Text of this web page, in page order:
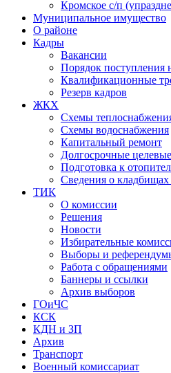
Кромское с/п
Муниципальное имущество
О районе
Кадры
Вакансии
Порядок
Квалификационные
Резерв кадров
ЖКХ
Схемы
Схемы водоснабжения
Капитальный ремонт
Долгосрочные
Подготовка к
Сведения о кладбищах
ТИК
О комиссии
Решения
Новости
Избирательные
Выборы и
Работа с обращениями
Баннеры и ссылки
Архив выборов
ГОиЧС
КСК
КДН и ЗП
Архив
Транспорт
Военный комиссариат